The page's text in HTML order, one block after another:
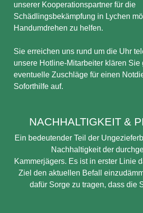
unserer Kooperationspartner für die
Schädlingsbekämpfung in Lychen
Handumdrehen zu helfen.
Sie erreichen uns rund um die Uhr
unsere Hotline-Mitarbeiter klären Sie
eventuelle Zuschläge für einen
Soforthilfe auf.
NACHHALTIGKEIT &
Ein bedeutender Teil der
Nachhaltigkeit der
Kammerjägers. Es ist in erster Linie
Ziel den aktuellen Befall
dafür Sorge zu tragen, dass die